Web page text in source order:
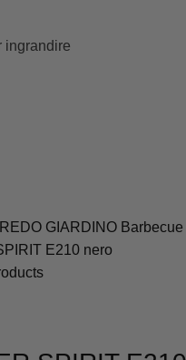
ingrandire
GIARDINO
E210 nero